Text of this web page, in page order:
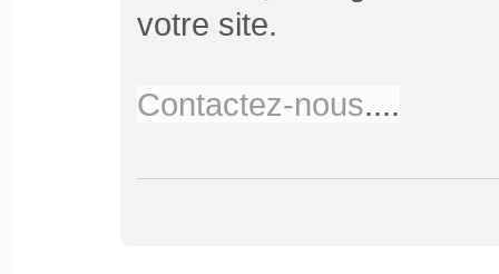
votre site.
Contactez-nous....